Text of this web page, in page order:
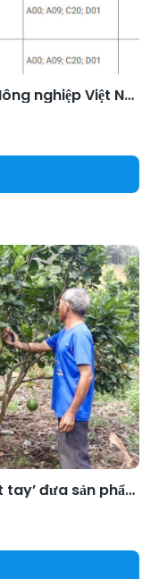
Điểm chuẩn Học viện Nông nghiệp Việt Nam năm 2023
Hai Sở ở Bình Định ‘bắt tay’ đưa sản phẩm nông nghiệp lên sàn thương mại điện tử